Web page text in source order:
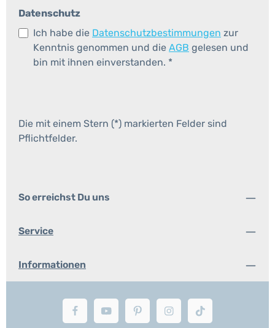
Datenschutz
Ich habe die Datenschutzbestimmungen zur
Kenntnis genommen und die AGB gelesen und
bin mit ihnen einverstanden. *
Die mit einem Stern (*) markierten Felder sind
Pflichtfelder.
So erreichst Du uns
Service
Informationen